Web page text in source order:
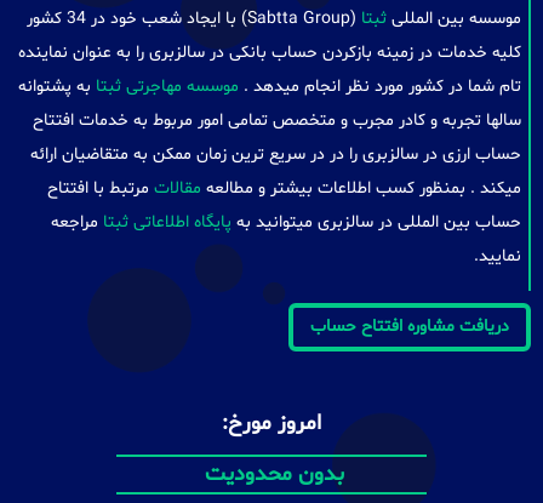
موسسه بین المللی ثبتا
(Sabtta Group) با ایجاد شعب خود در 34 کشور
کلیه خدمات در زمینه بازکردن حساب بانکی در سالزبری را به عنوان نماینده
تام شما در کشور مورد نظر انجام میدهد . موسسه مهاجرتی ثبتا به پشتوانه
سالها تجربه و کادر مجرب و متخصص تمامی امور مربوط به خدمات افتتاح
حساب ارزی در سالزبری را در در سریع ترین زمان ممکن به متقاضیان ارائه
میکند . بمنظور کسب اطلاعات بیشتر و مطالعه مقالات مرتبط با افتتاح
حساب بین المللی در سالزبری میتوانید به پایگاه اطلاعاتی ثبتا مراجعه
نمایید.
دریافت مشاوره افتتاح حساب
امروز مورخ:
بدون محدودیت